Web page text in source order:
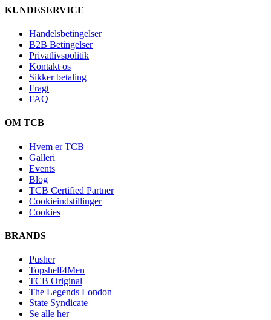
KUNDESERVICE
Handelsbetingelser
B2B Betingelser
Privatlivspolitik
Kontakt os
Sikker betaling
Fragt
FAQ
OM TCB
Hvem er TCB
Galleri
Events
Blog
TCB Certified Partner
Cookieindstillinger
Cookies
BRANDS
Pusher
Topshelf4Men
TCB Original
The Legends London
State Syndicate
Se alle her